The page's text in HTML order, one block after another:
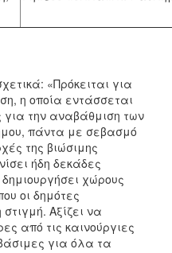
«Πρόκειται για
η οποία εντάσσεται
για την αναβάθμιση των
πάντα με σεβασμό
της βιώσιμης
ήδη δεκάδες
χώρους
οι δημότες
Αξίζει να
από τις καινούργιες
για όλα τα